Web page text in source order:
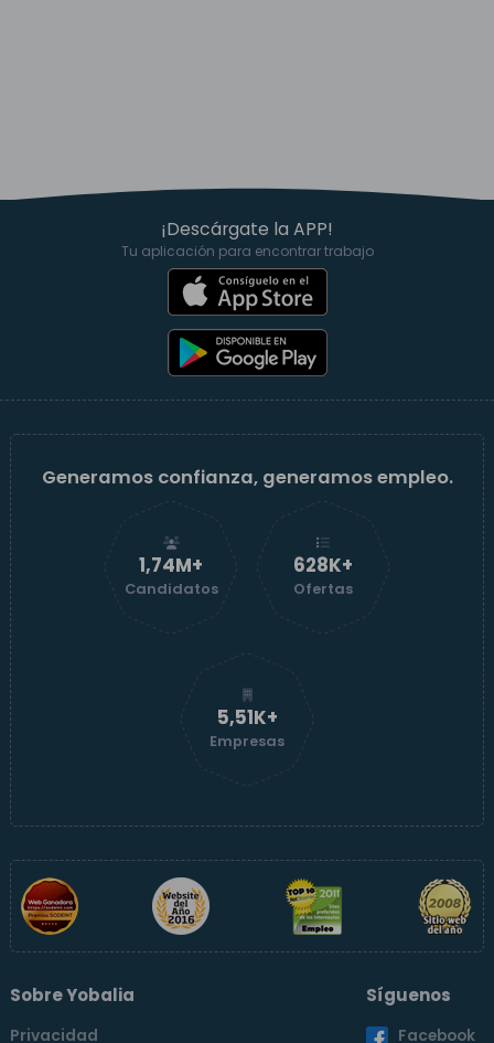
¡Descárgate la APP!
Tu aplicación para encontrar trabajo
Generamos confianza, generamos empleo.
1,74M+
Candidatos
629K+
Ofertas
5,52K+
Empresas
Sobre Yobalia
Privacidad
Síguenos
Facebook